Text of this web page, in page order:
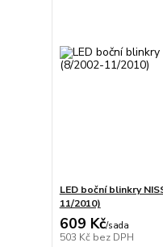
LED boční blinkry
11/2010)
609 Kč/sada
503 Kč bez DPH